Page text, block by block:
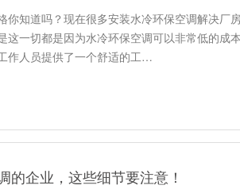
你知道吗？现在很多安装水冷环保空调解决厂
这一切都是因为水冷环保空调可以非常低的成
作人员提供了一个舒适的工…
的企业，这些细节要注意！